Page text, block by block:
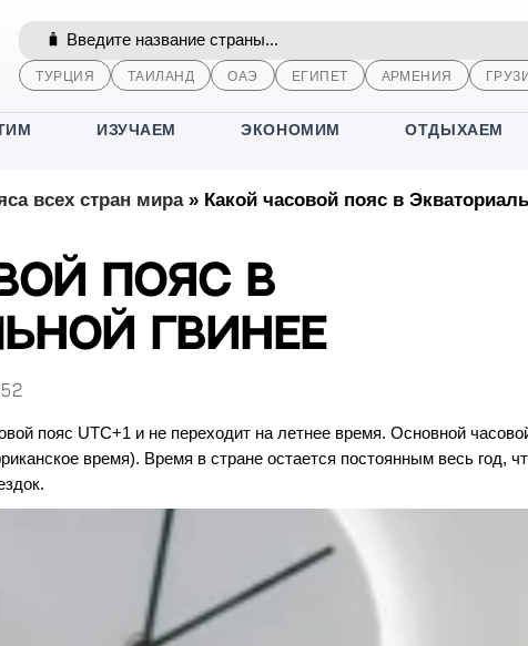
ТУРЦИЯ ТАИЛАНД ОАЭ ЕГИПЕТ АРМЕНИЯ
ИЗУЧАЕМ ЭКОНОМИМ ОТДЫХАЕМ
всех стран мира» Какой часовой пояс в
пояс в
Гвинее
пояс UTC+1 и не переходит на летнее время. Основной
время). Время в стране остается постоянным весь год,